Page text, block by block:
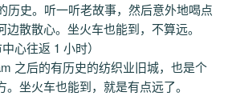
历史。听一听老故事，然后意外地喝点
边散散心。坐火车也能到，不算远。
心往返 1 小时）
之后的有历史的纺织业旧城，也是个
坐火车也能到，就是有点远了。